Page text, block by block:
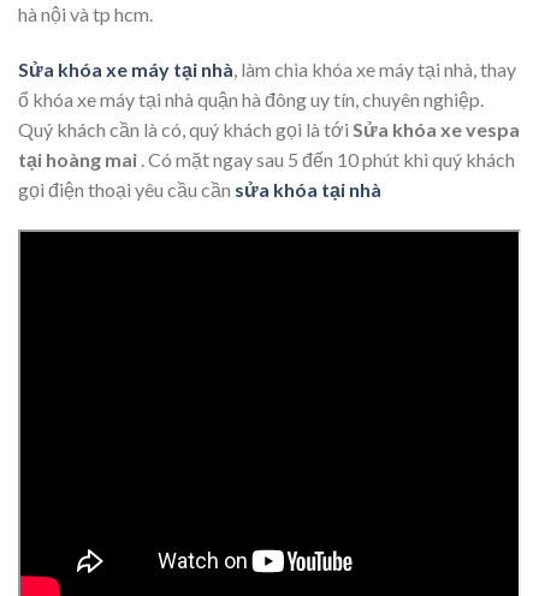
hà nội và tp hcm.
Sửa khóa xe máy tại nhà , làm chìa khóa xe máy tại nhà, thay
ổ khóa xe máy tại nhà quận hà đông uy tín, chuyên nghiệp.
Quý khách cần là có, quý khách gọi là tới Sửa khóa xe vespa
tại hoàng mai . Có mặt ngay sau 5 đến 10 phút khi quý khách
gọi điện thoại yêu cầu cần sửa khóa tại nhà